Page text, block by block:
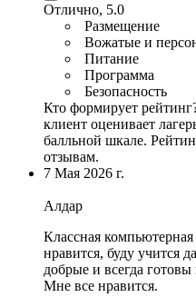
Отлично, 5.0
Размещение
Вожатые и
Питание
Программа
Безопасность
Кто формирует
клиент оценивает
балльной шкале.
отзывам.
7 Мая 2026 г.
Алдар
Классная
нравится, буду учится
добрые и всегда
Мне все нравится.